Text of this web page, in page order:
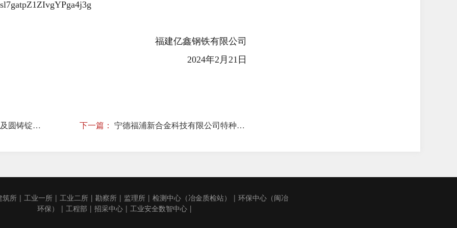
福建亿鑫钢铁有限公司
2024年2 月 21 日
福蓉源年产25万吨再生铝及圆铸锭项目一期工程环保设施竣工日期公示 下一篇： 宁德福浦新合金科技有限公司特种铝材项目110kV变电站环境影响报告表全文公示
筑所 | 工业一所 | 工业二所 | 勘察所 | 监理所 | 检测中心（冶金质检站） | 环保中心（闽冶
环保）
| 工程部 | 招采中心 | 工业安全数智中心 |